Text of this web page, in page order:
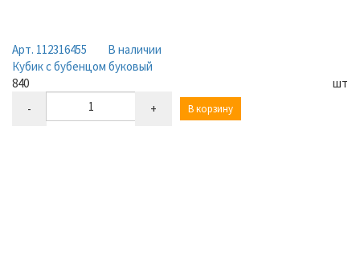
Арт. 112316455
В наличии
Кубик с бубенцом буковый
840
шт
-
+ В корзину